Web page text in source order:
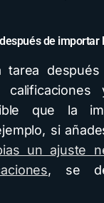
de importar
tarea
que la
si
un ajuste
, se